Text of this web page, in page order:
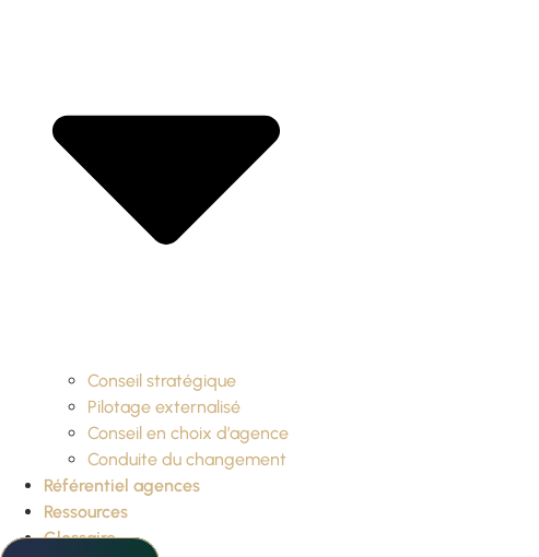
Conseil stratégique
Pilotage externalisé
Conseil en choix d’agence
Conduite du changement
Référentiel agences
Ressources
Glossaire